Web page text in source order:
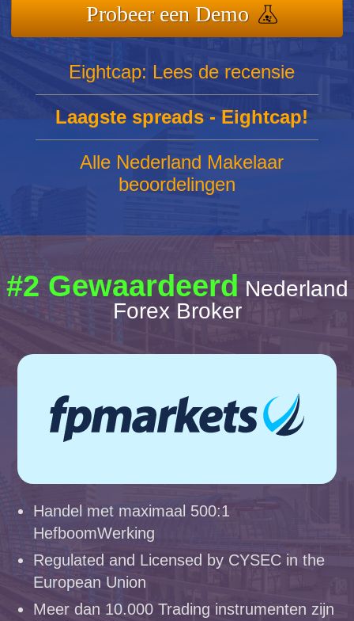
Probeer een Demo
Eightcap: Lees de recensie
Laagste spreads - Eightcap!
Alle Nederland Makelaar
beoordelingen
#2 Gewaardeerd Nederland
Forex Broker
Handel met maximaal 500:1
HefboomWerking
Regulated and Licensed by CYSEC in the
European Union
Meer dan 10.000 Trading instrumenten zijn